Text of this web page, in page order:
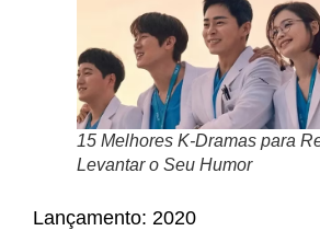
15 Melhores K-Dramas para
Levantar o Seu Humor
Lançamento: 2020